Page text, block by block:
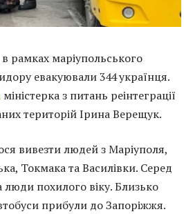
рамках маріупольського
евакуювали 344 українця.
міністерка з питань реінтеграції
територій Ірина Верещук.
вивезти людей з Маріуполя,
Токмака та Василівки. Серед
люди похилого віку. Близько
прибули до Запоріжжя.